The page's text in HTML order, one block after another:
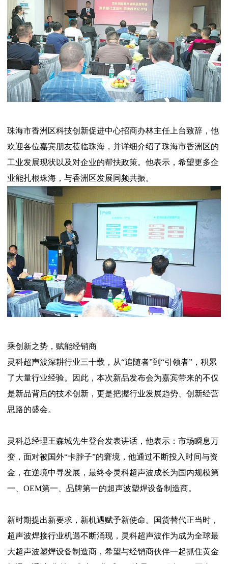
珠海市香洲区科技创新促进中心招商办林主任上台致辞，他
欢迎各位嘉宾朋友莅临珠海，并详细介绍了珠海市香洲区的
工业发展现状以及对企业的帮扶政策。他表示，希望更多企
业能扎根珠海，与香洲区发展同频共振。
乘创新之势，赋能经销商
灵科超声波深耕行业三十载，从“追随者”到“引领者”，积累
了大量行业经验。因此，本次新品发布会为嘉宾带来的不仅
是新品背后的技术创新，更是把握行业发展趋势、创新经营
思路的盛会。
灵科总经理王森城先生登台发表讲话，他表示：市场瞬息万
变，面对被国外“卡脖子”的窘境，他通过不断投入时间与资
金，在逆境中寻发展，最终令灵科超声波成长为国内规模第
一、OEM第一、品牌第一的超声波塑焊设备制造商。
新时期提出新要求，新机遇赋予新使命。国货替代正当时，
超声波焊接行业机遇不断涌现，灵科超声波作为成为全球最
大超声波塑焊设备制造商，希望与经销商伙伴一起抓住黄金